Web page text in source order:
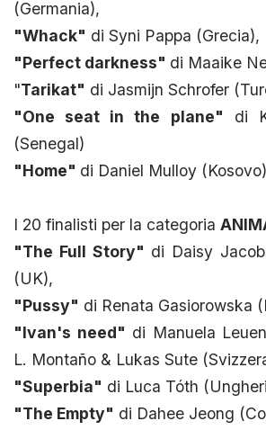
(Germania),
"Whack" di Syni Pappa (Grecia),
"Perfect darkness" di Maaike
"Tarikat" di Jasmijn Schrofer
"One seat in the plane" di
(Senegal)
"Home" di Daniel Mulloy
I 20 finalisti per la categoria
"The Full Story" di Daisy
(UK),
"Pussy" di Renata Gasiorowska
"Ivan's need" di Manuela
L. Montaño & Lukas Sute
"Superbia" di Luca Tóth
"The Empty" di Dahee Jeong